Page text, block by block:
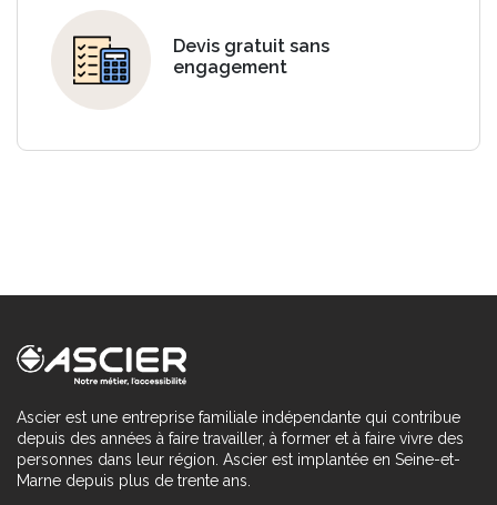
Devis gratuit sans
engagement
Ascier est une entreprise familiale indépendante qui contribue
depuis des années à faire travailler, à former et à faire vivre des
personnes dans leur région. Ascier est implantée en Seine-et-
Marne depuis plus de trente ans.